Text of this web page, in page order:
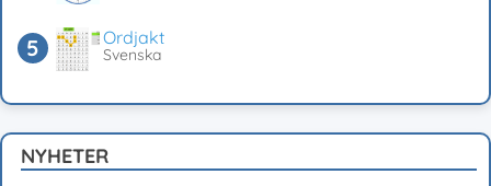
Ordjakt
Svenska
NYHETER